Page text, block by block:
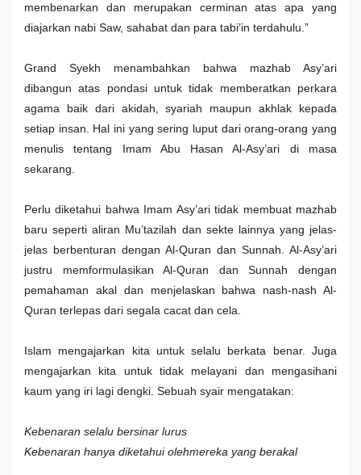
membenarkan dan merupakan cerminan atas apa yang
diajarkan nabi Saw, sahabat dan para tabi’in terdahulu.”
Grand Syekh menambahkan bahwa mazhab Asy’ari
dibangun atas pondasi untuk tidak memberatkan perkara
agama baik dari akidah, syariah maupun akhlak kepada
setiap insan. Hal ini yang sering luput dari orang-orang yang
menulis tentang Imam Abu Hasan Al-Asy’ari di masa
sekarang.
Perlu diketahui bahwa Imam Asy’ari tidak membuat mazhab
baru seperti aliran Mu’tazilah dan sekte lainnya yang jelas-
jelas berbenturan dengan Al-Quran dan Sunnah. Al-Asy’ari
justru memformulasikan Al-Quran dan Sunnah dengan
pemahaman akal dan menjelaskan bahwa nash-nash Al-
Quran terlepas dari segala cacat dan cela.
Islam mengajarkan kita untuk selalu berkata benar. Juga
mengajarkan kita untuk tidak melayani dan mengasihani
kaum yang iri lagi dengki. Sebuah syair mengatakan:
Kebenaran selalu bersinar lurus
Kebenaran hanya diketahui olehmereka yang berakal